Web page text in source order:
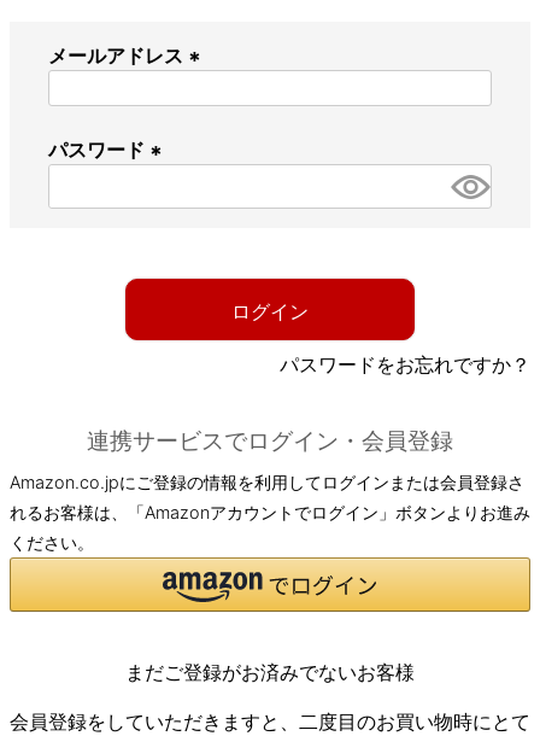
メールアドレス
パスワード
必
ログイン
パスワードをお忘れですか？
連携サービスでログイン・会員登録
Amazon.co.jpにご登録の情報を利用してログインまたは会員登録さ
れるお客様は、「Amazonアカウントでログイン」ボタンよりお進み
ください。
まだご登録がお済みでないお客様
会員登録をしていただきますと、二度目のお買い物時にとて